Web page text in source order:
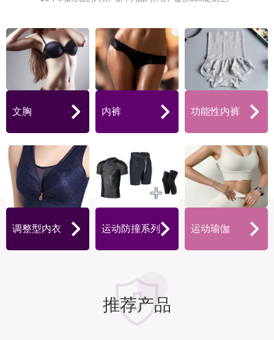
文胸 内裤 功能性内裤
调整型内衣 运动防撞系列 运动瑜伽
推荐产品